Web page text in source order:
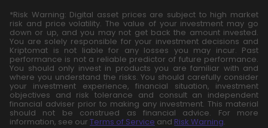
*Risk Warning: Digital asset prices are subject to high market
risk and price volatility. The value of your investment may go
down or up, and you may not get back the amount invested.
You are solely responsible for your investment decisions and
Kriptomat is not liable for any losses you may incur. Past
performance is not a reliable predictor of future performance.
You should only invest in products you are familiar with and
where you understand the risks. You should carefully consider
your investment experience, financial situation, investment
objectives and risk tolerance and consult an independent
financial adviser prior to making any investment. This material
should not be construed as financial advice. For more
information, see our Terms of Service and Risk Warning.